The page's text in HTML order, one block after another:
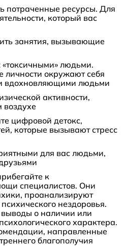
потраченные ресурсы. Для
который вас
занятия, вызывающие
людьми.
личности окружают себя
людьми
активности,
воздухе
цифровой детокс,
которые вызывают стресс
для вас людьми,
к
специалистов. Они
проанализируют
нездоровья.
о наличии или
характера.
направленные
благополучия